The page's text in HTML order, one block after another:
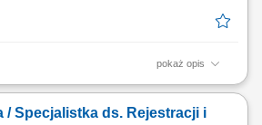
pokaż opis
i opracowywanie dokumentacji
prowadzenie procesów
przyjętą strategią i wymogami prawa,
/ Specjalistka ds. Rejestracji i